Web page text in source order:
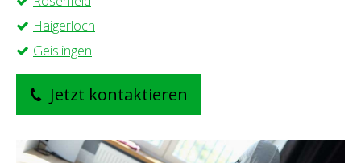
Haigerloch
Geislingen
Jetzt kontaktieren